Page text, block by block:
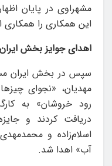
مشهراوی در پایان
این همکاری را همکاری
اهدای جوایز بخش ایران
سپس در بخش ایران
مهدیان، «نجوای
رود خروشان» به
دریافت کردند و
اسلام‌زاده و
آب» اهدا شد.